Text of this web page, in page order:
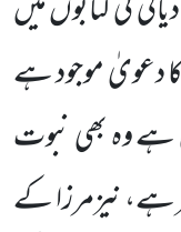
دعویٰ موجود ہے
وہ بھی نبوت
ہے،نیزمرزاکے